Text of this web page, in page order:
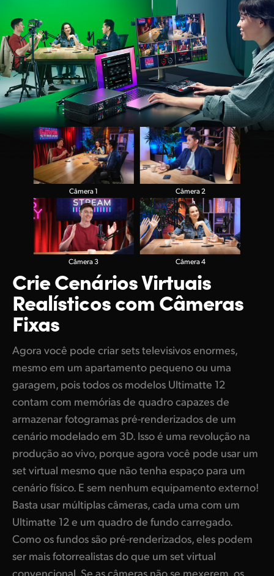
Câmera 1 Câmera 2
Câmera 3 Câmera 4
Crie Cenários Virtuais
Realísticos com Câmeras
Fixas
Agora você pode criar sets televisivos enormes,
mesmo em um apartamento pequeno ou uma
garagem, pois todos os modelos Ultimatte 12
contam com memórias de quadro capazes de
armazenar fotogramas pré-renderizados de um
cenário modelado em 3D. Isso é uma revolução na
produção ao vivo, porque agora você pode usar um
set virtual mesmo que não tenha espaço para um
cenário físico. E sem nenhum equipamento externo!
Basta usar múltiplas câmeras, cada uma com um
Ultimatte 12 e um quadro de fundo carregado.
Como os fundos são pré-renderizados, eles podem
ser mais fotorrealistas do que um set virtual
convencional. Se as câmeras não se mexerem, os